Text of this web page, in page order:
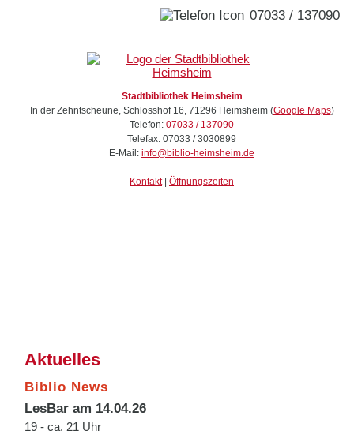
Stadtbibliothek Heimsheim
In der Zehntscheune, Schlosshof 16, 71296 Heimsheim(Google Maps)
Telefon: 07033 / 137090
Telefax: 07033 / 3030899
E-Mail: info@biblio-heimsheim.de
Kontakt| Öffnungszeiten
Aktuelles
Biblio News
LesBar am 14.04.26
19 - ca. 21 Uhr
07033 / 137090